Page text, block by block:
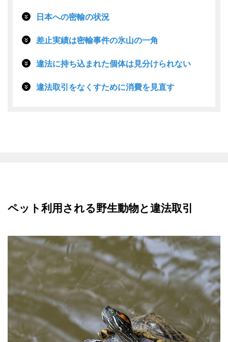
日本への密輸の状況
差止実績は密輸事件の氷山の一角
違法に持ち込まれた個体は見分けられない
違法取引をなくすために消費を見直す
ペット利用される野生動物と違法取引